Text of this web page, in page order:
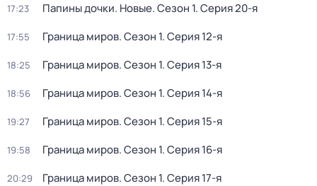
17:23 Папины дочки. Новые. Сезон 1. Серия 20-я
17:55 Граница миров. Сезон 1. Серия 12-я
18:25 Граница миров. Сезон 1. Серия 13-я
18:56 Граница миров. Сезон 1. Серия 14-я
19:27 Граница миров. Сезон 1. Серия 15-я
19:58 Граница миров. Сезон 1. Серия 16-я
20:29 Граница миров. Сезон 1. Серия 17-я